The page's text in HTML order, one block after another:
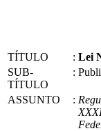
TÍTULO : Lei
SUB-
TÍTULO
:
ASSUNTO :